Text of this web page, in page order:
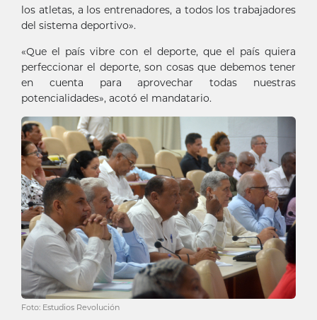
los atletas, a los entrenadores, a todos los trabajadores
del sistema deportivo».
«Que el país vibre con el deporte, que el país quiera
perfeccionar el deporte, son cosas que debemos tener
en cuenta para aprovechar todas nuestras
potencialidades», acotó el mandatario.
Foto: Estudios Revolución